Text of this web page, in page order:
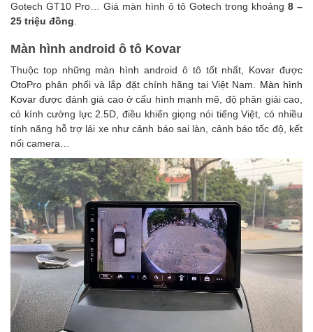
Gotech GT10 Pro… Giá màn hình ô tô Gotech trong khoảng 8 –
25 triệu đồng
Màn hình android ô tô Kovar
Thuộc top những màn hình android ô tô tốt nhất, Kovar được
OtoPro phân phối và lắp đặt chính hãng tại Việt Nam. Màn hình
Kovar được đánh giá cao ở cấu hình mạnh mẽ, độ phân giải cao,
có kính cường lực 2.5D, điều khiển giọng nói tiếng Việt, có nhiều
tính năng hỗ trợ lái xe như cảnh báo sai làn, cảnh báo tốc độ, kết
nối camera…